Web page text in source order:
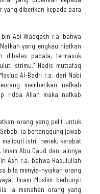
diberikan kepada para
Abi Waqqash r.a. bahwa
yang engkau niatkan
dibalas pabala, termasuk
istrimu.” Hadis muttafaq
Al-Badri r.a. dari Nabi
memberikan nafkah
ridba Allah maka nafkab
orang yang pelit untuk
ia bertanggung jawab
istri, nenek, kerabat
Abu Daud dan lainnya
Ash r.a. bahwa Rasulullah
bila menyia-nyiakan orang
Imam Muslim berbunyi:
ia menahan orang yang